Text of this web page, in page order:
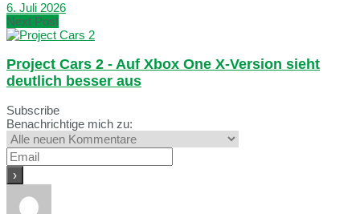
6. Juli 2026
Next Post
Project Cars 2 - Auf Xbox One X-Version sieht
deutlich besser aus
Subscribe
Benachrichtige mich zu: